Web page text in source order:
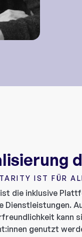
IST FÜR
die inklusive
Dienstleistungen.
kann
genutzt